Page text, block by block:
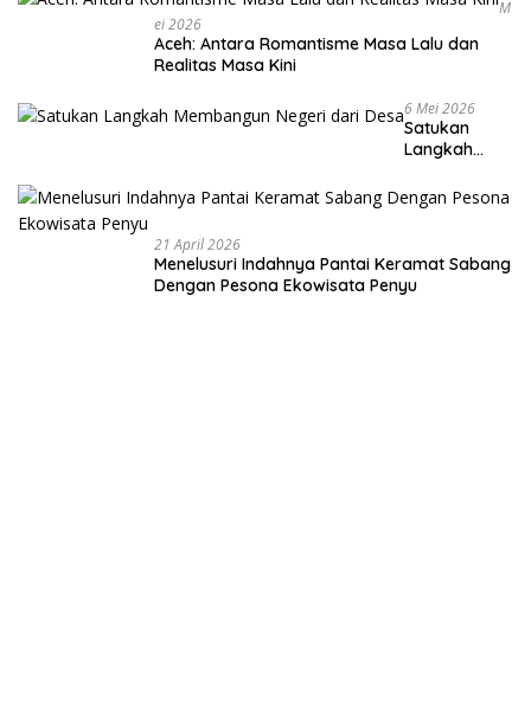
M
Ei 2026
Aceh: Antara Romantisme Masa Lalu dan
Realitas Masa Kini
6 Mei 2026
Satukan
Langkah
Negeri dari
Desa
21 April 2026
Menelusuri Indahnya Pantai Keramat Sabang
Dengan Pesona Ekowisata Penyu